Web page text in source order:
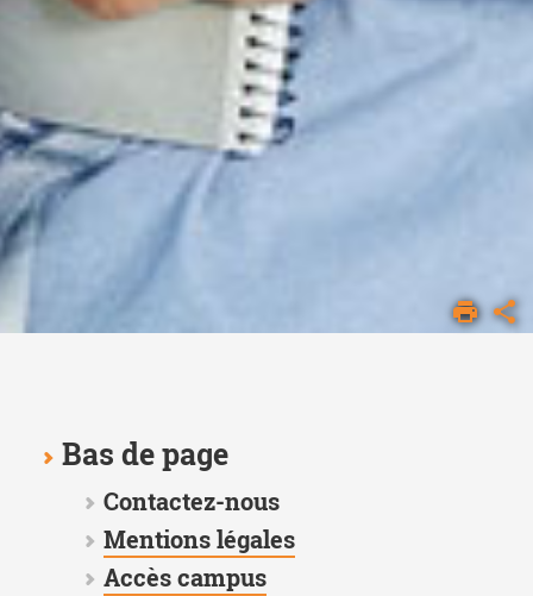
FSI
Bas de page
Contactez-nous
Mentions légales
Accès campus